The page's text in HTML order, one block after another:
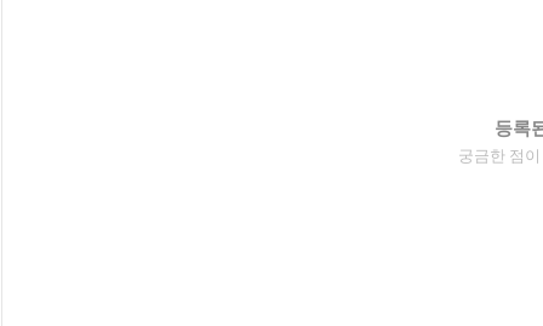
등록
궁금한 점